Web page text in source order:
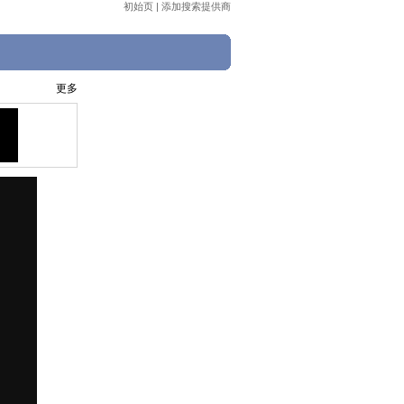
初始页 | 添加搜索提供商
更多